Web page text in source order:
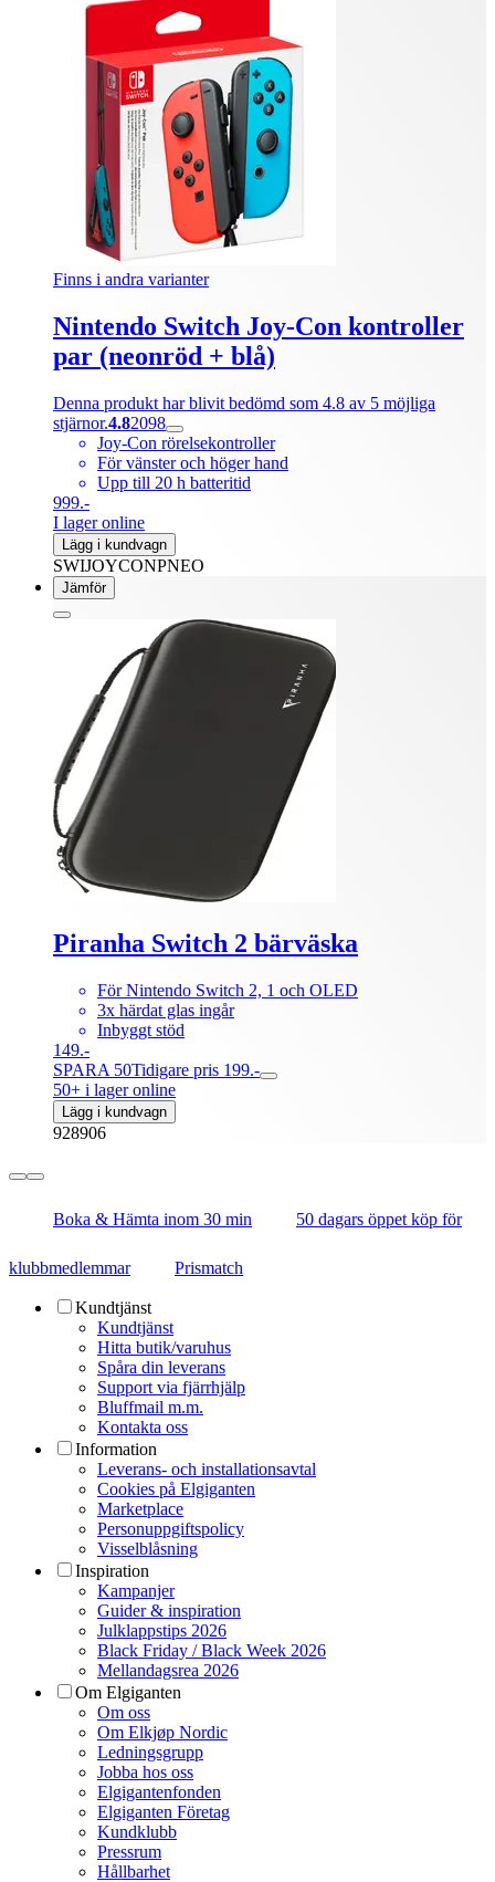
Finns i andra varianter
Nintendo Switch Joy-Con kontroller
par (neonröd + blå)
Denna produkt har blivit bedömd som 4.8 av 5 möjliga
stjärnor.4.82098
Joy-Con rörelsekontroller
För vänster och höger hand
Upp till 20 h batteritid
999.-
I lager online
Lägg i kundvagn
SWIJOYCONPNEO
Jämför
Piranha Switch 2 bärväska
För Nintendo Switch 2, 1 och OLED
3x härdat glas ingår
Inbyggt stöd
149.-
SPARA 50Tidigare pris 199.-
50+ i lager online
Lägg i kundvagn
928906
Boka & Hämta inom 30 min 50 dagars öppet köp för
klubbmedlemmar Prismatch
Kundtjänst
Kundtjänst
Hitta butik/varuhus
Spåra din leverans
Support via fjärrhjälp
Bluffmail m.m.
Kontakta oss
Information
Leverans- och installationsavtal
Cookies på Elgiganten
Marketplace
Personuppgiftspolicy
Visselblåsning
Inspiration
Kampanjer
Guider & inspiration
Julklappstips 2026
Black Friday / Black Week 2026
Mellandagsrea 2026
Om Elgiganten
Om oss
Om Elkjøp Nordic
Ledningsgrupp
Jobba hos oss
Elgigantenfonden
Elgiganten Företag
Kundklubb
Pressrum
Hållbarhet